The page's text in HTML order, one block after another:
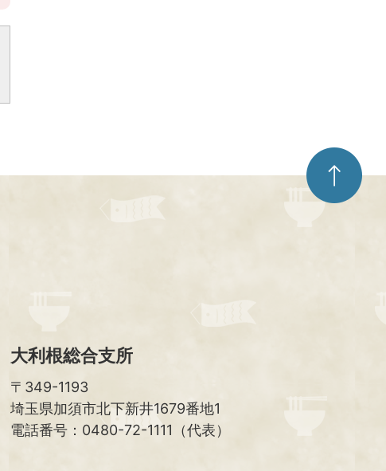
ペ
ー
ジ
大利根総合支所
〒349-1193
埼玉県加須市北下新井1679番地1
電話番号：0480-72-1111（代表）